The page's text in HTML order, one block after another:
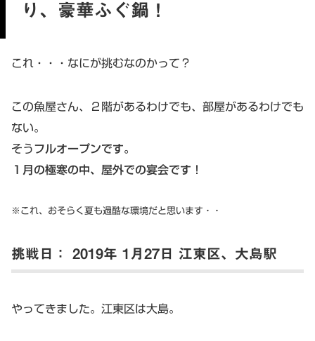
り、豪華ふぐ鍋！
これ・・・なにが挑むなのかって？
この魚屋さん、２階があるわけでも、部屋があるわけでも
ない。
そうフルオープンです。
１月の極寒の中、屋外での宴会です！
※これ、おそらく夏も過酷な環境だと思います・・
挑戦日： 2019年 1月27日 江東区、大島駅
やってきました。江東区は大島。